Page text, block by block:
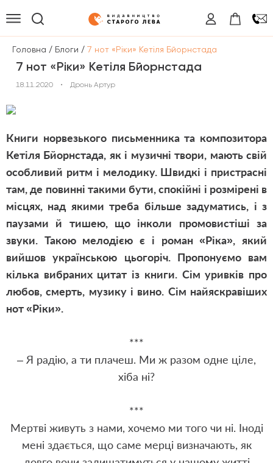
Головна / Блоги / 7 нот «Ріки» Кетіля Бйорнстада
7 нот «Ріки» Кетіля Бйорнстада
18.11.2020 • Дронь Артур
Книги норвезького письменника та композитора
Кетіля Бйорнстада, як і музичні твори, мають свій
особливий ритм і мелодику. Швидкі і пристрасні
там, де повинні такими бути, спокійні і розмірені в
місцях, над якими треба більше задуматись, і з
паузами й тишею, що інколи промовистіші за
звуки. Такою мелодією є і роман «Ріка», який
вийшов українською цьогоріч. Пропонуємо вам
кілька вибраних цитат із книги. Сім уривків про
любов, смерть, музику і вино. Сім найяскравіших
нот «Ріки».
***
– Я радію, а ти плачеш. Ми ж разом одне ціле,
хіба ні?
***
Мертві живуть з нами, хочемо ми того чи ні. Іноді
мені здається, що саме мерці визначають, як